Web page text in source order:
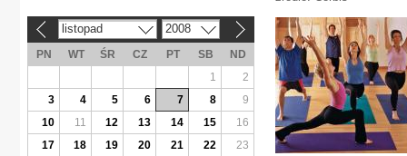
listopad 2008
PN WT ŚR CZ PT SB
ND
1
2
3
4 5 6 7 8
9
10
11 12 13 14 15
16
17
18 19 20 21 22
23